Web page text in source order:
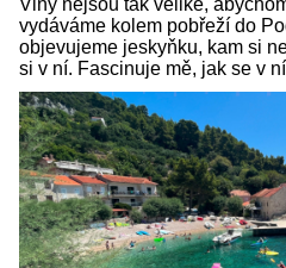
Vlny nejsou tak veliké,
vydáváme kolem pobřeží do
objevujeme jeskyňku, kam si
si v ní. Fascinuje mě, jak se v